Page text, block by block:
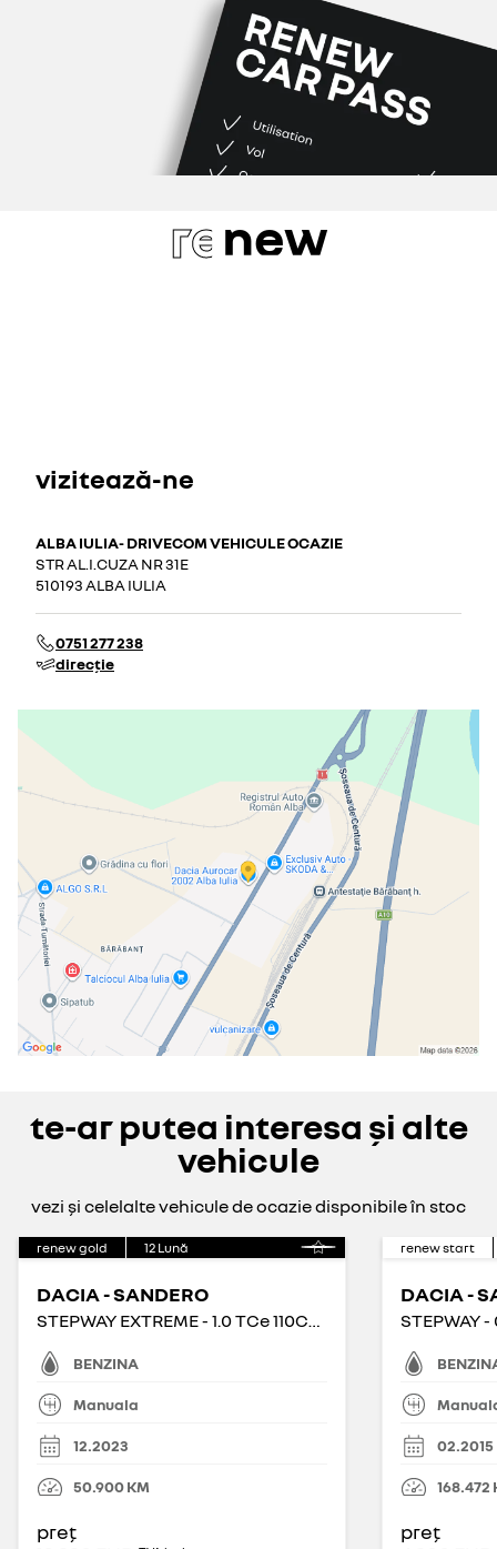
renew
vizitează-ne
ALBA IULIA- DRIVECOM VEHICULE OCAZIE
STR AL.I.CUZA NR 31E
510193 ALBA IULIA
0751 277 238
direcție
te-ar putea interesa și alte
vehicule
vezi și celelalte vehicule de ocazie disponibile în stoc
renew gold 12 Lună
DACIA - SANDERO
STEPWAY EXTREME - 1.0 TCe 110CP Stepway Extreme
BENZINA
Manuala
12.2023
50.900KM
preț
renew start
DACIA -
STEPWAY
02.2015
168.472
preț